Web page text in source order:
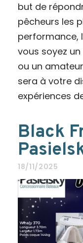
but de
pêcheurs les
performance,
vous soyez
ou un
sera à votre
expériences
Black
18/11/2025